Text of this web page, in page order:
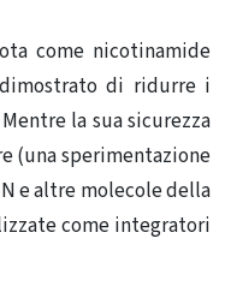
come nicotinamide
di ridurre i
la sua sicurezza
(una sperimentazione
e altre molecole della
come integratori